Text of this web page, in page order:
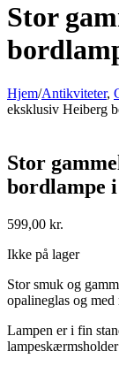
Stor
Hjem/Antikviteter,
eksklusiv Heiberg
Stor
bordlampe
599,00 kr.
Ikke på lager
Stor smuk og
opalineglas og
Lampen er i fin